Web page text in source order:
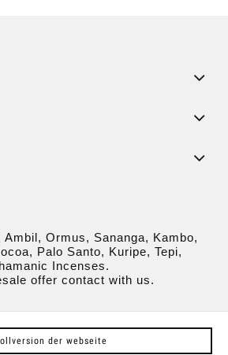
Ambil, Ormus, Sananga, Kambo,
Palo Santo, Kuripe, Tepi,
Incenses.
offer contact with us.
der webseite